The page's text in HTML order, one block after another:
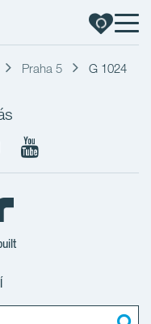
Praha 5 G 1024